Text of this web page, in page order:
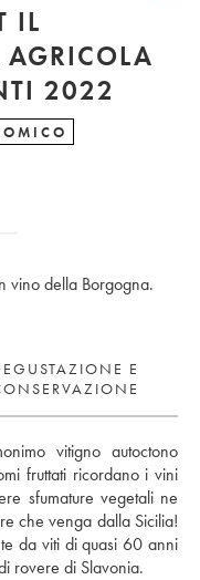
IL
AGRICOLA
ARIANNA OCCHIPINTI 2022
vino della Borgogna.
E
vitigno autoctono
fruttati ricordano i vini
sfumature vegetali ne
che venga dalla Sicilia!
da viti di quasi 60 anni
rovere di Slavonia.